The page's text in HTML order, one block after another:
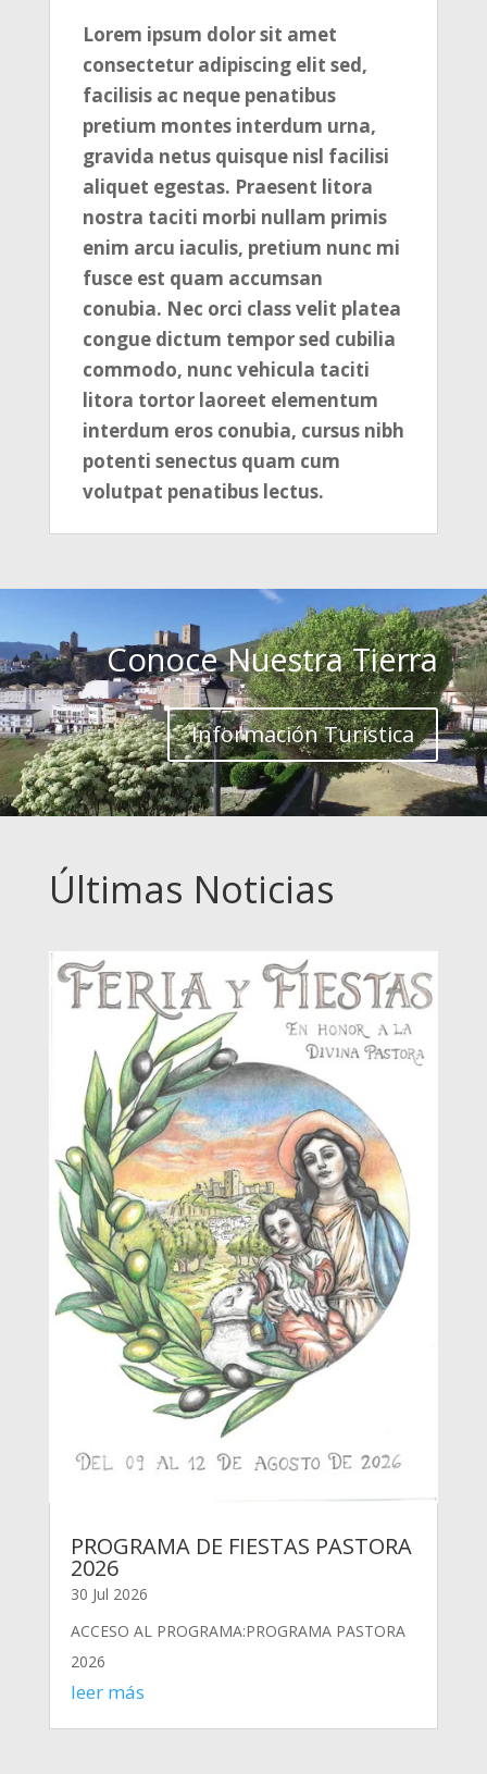
Lorem ipsum dolor sit amet
consectetur adipiscing elit sed,
facilisis ac neque penatibus
pretium montes interdum urna,
gravida netus quisque nisl facilisi
aliquet egestas. Praesent litora
nostra taciti morbi nullam primis
enim arcu iaculis, pretium nunc mi
fusce est quam accumsan
conubia. Nec orci class velit platea
congue dictum tempor sed cubilia
commodo, nunc vehicula taciti
litora tortor laoreet elementum
interdum eros conubia, cursus nibh
potenti senectus quam cum
volutpat penatibus lectus.
Conoce Nuestra Tierra
Información Turistica
Últimas Noticias
PROGRAMA DE FIESTAS PASTORA
2026
30 Jul 2026
ACCESO AL PROGRAMA:PROGRAMA PASTORA
2026
leer más